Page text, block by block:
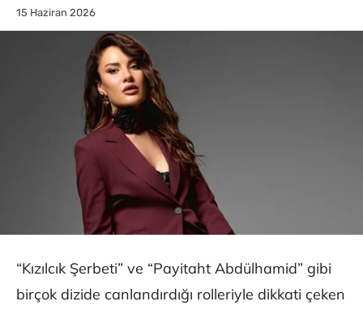
15 Haziran 2026
“Kızılcık Şerbeti” ve “Payitaht Abdülhamid” gibi
birçok dizide canlandırdığı rolleriyle dikkati çeken